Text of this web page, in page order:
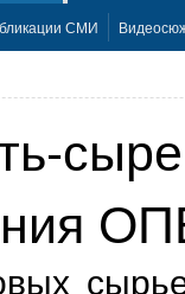
СМИ